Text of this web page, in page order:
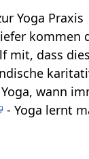
Yoga Praxis
kommen
mit, dass
wann
- Yoga lernt